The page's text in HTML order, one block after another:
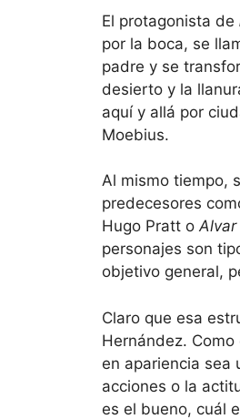
El protagonista de
por la boca, se
padre y se
desierto y la
aquí y allá por
Moebius.
Al mismo tiempo,
predecesores
Hugo Pratt o
personajes son
objetivo general,
Claro que esa
Hernández.
en apariencia sea
acciones o la
es el bueno, cuál